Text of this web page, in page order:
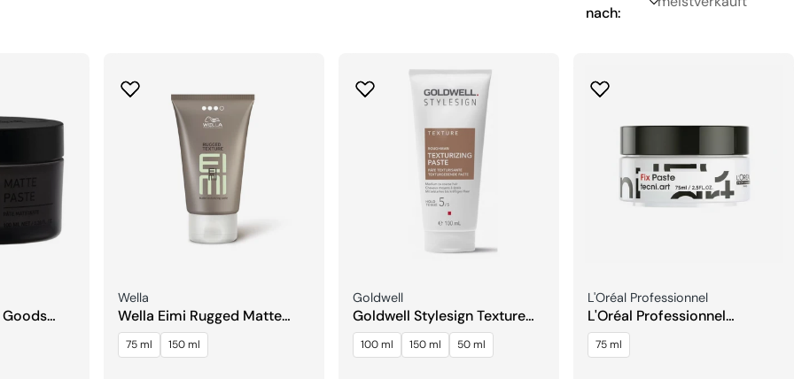
nach:
Goods
Verkäufer:
Wella
Wella Eimi Rugged Matte
Texturising Paste
75 ml 150 ml
Verkäufer:
Goldwell
Goldwell Stylesign Texture
Roughman Texturizing Paste
100 ml 150 ml 50 ml
Verkäufer:
L'Oréal Professionnel
L'Oréal Professionnel
Tecni.art Fix Paste
75 ml